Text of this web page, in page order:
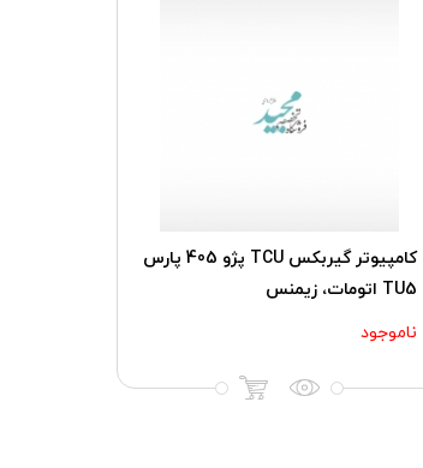
کامپیوتر گیربکس TCU پژو 405 پارس
TU5 اتومات، زیمنس
ناموجود